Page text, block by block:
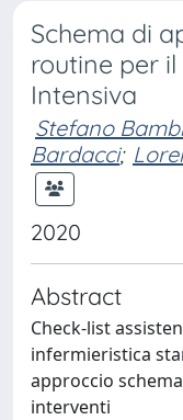
Schema di
routine per
Intensiva
Stefano Bambi
Bardacci;
2020
Abstract
Check-list
infermieristica
approccio
interventi